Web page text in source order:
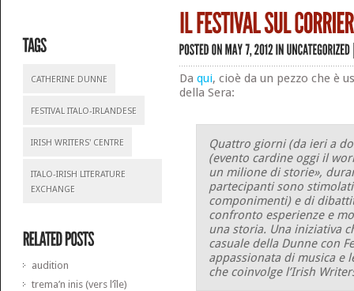
CATHERINE DUNNE
FESTIVAL ITALO-IRLANDESE
IRISH WRITERS' CENTRE
ITALO-IRISH LITERATURE
EXCHANGE
audition
trema’n inis (vers l’île)
Da qui, cioè da un pezzo che è
della Sera:
Quattro giorni (da ieri a
(evento cardine oggi il
un milione di storie»,
partecipanti sono
componimenti) e di
confronto esperienze e
una storia. Una iniziativa
casuale della Dunne con
appassionata di musica e
che coinvolge l’Irish